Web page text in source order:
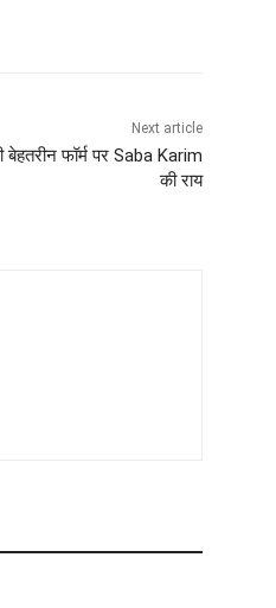
Next article
फॉर्म पर Saba Karim
की राय